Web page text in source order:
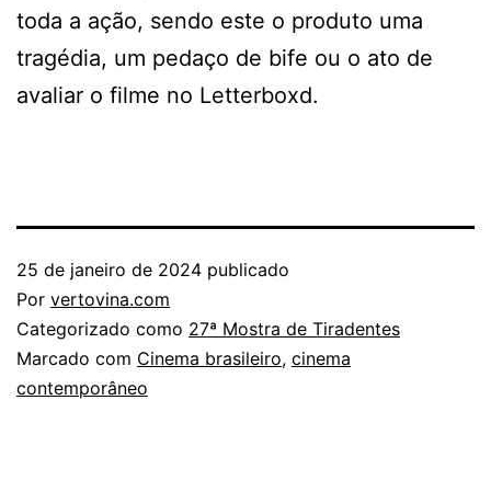
toda a ação, sendo este o produto uma
tragédia, um pedaço de bife ou o ato de
avaliar o filme no Letterboxd.
25 de janeiro de 2024 publicado
Por vertovina.com
Categorizado como 27ª Mostra de Tiradentes
Marcado com Cinema brasileiro, cinema
contemporâneo